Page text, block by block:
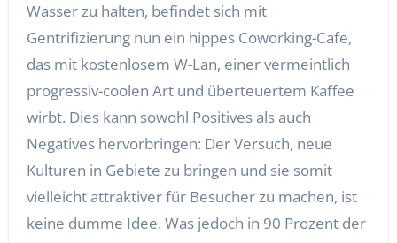
Wasser zu halten, befindet sich mit
Gentrifizierung nun ein hippes Coworking-Cafe,
das mit kostenlosem W-Lan, einer vermeintlich
progressiv-coolen Art und überteuertem Kaffee
wirbt. Dies kann sowohl Positives als auch
Negatives hervorbringen: Der Versuch, neue
Kulturen in Gebiete zu bringen und sie somit
vielleicht attraktiver für Besucher zu machen, ist
keine dumme Idee. Was jedoch in 90 Prozent der